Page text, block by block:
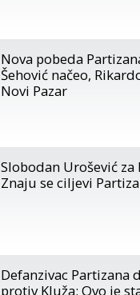
Nova pobeda
Šehović načeo,
Novi Pazar
Slobodan Urošević
Znaju se ciljevi
Defanzivac Partizana
protiv Kluža: Ovo je